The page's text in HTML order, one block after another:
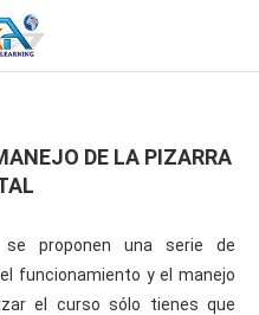
DE LA PIZARRA
proponen una serie de
funcionamiento y el manejo
el curso sólo tienes que